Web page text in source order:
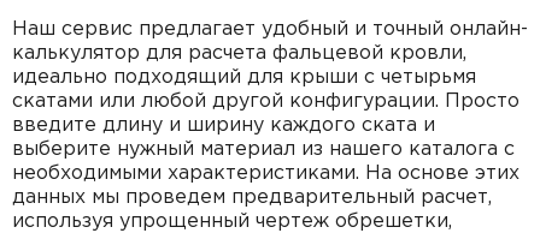
Наш сервис предлагает удобный и точный онлайн-
калькулятор для расчета фальцевой кровли,
идеально подходящий для крыши с четырьмя
скатами или любой другой конфигурации. Просто
введите длину и ширину каждого ската и
выберите нужный материал из нашего каталога с
необходимыми характеристиками. На основе этих
данных мы проведем предварительный расчет,
используя упрощенный чертеж обрешетки,